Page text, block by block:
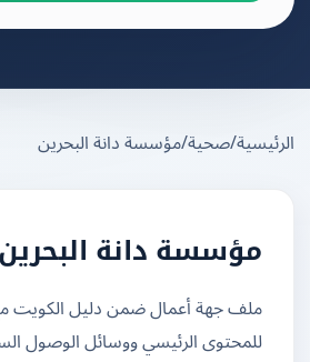
/صحية/مؤسسة دانة البحرين
مؤسسة دانة البحرين
ملف جهة أعمال ضمن دليل الكويت مع
للمحتوى الرئيسي ووسائل الوصول السريعة.